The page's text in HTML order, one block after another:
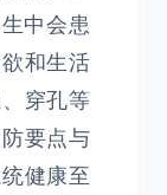
中会患
和生活
穿孔等
要点与
健康至